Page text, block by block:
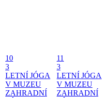
10
3
LETNÍ JÓGA
V MUZEU
ZAHRADNÍ
11
3
LETNÍ JÓGA
V MUZEU
ZAHRADNÍ